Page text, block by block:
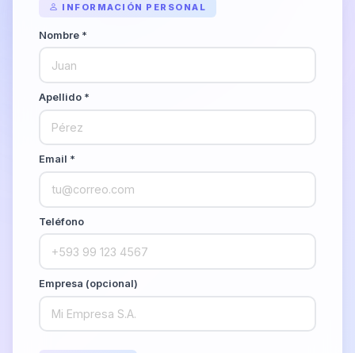
INFORMACIÓN PERSONAL
Nombre *
Apellido *
Email *
Teléfono
Empresa (opcional)